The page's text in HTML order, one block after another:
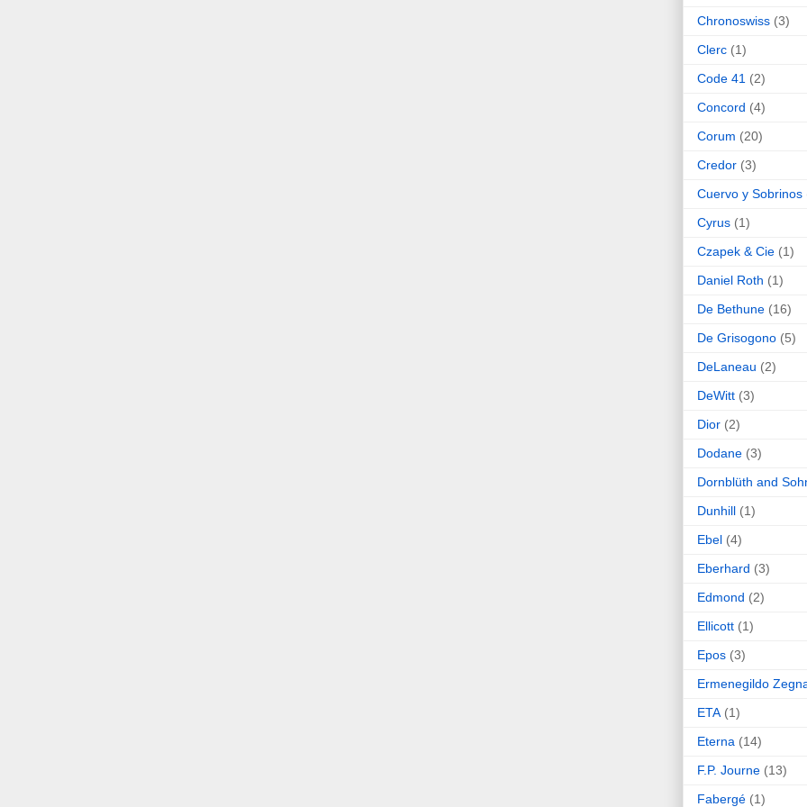
Chronoswiss (3)
Clerc (1)
Code 41 (2)
Concord (4)
Corum (20)
Credor (3)
Cuervo y Sobrinos
Cyrus (1)
Czapek & Cie (1)
Daniel Roth (1)
De Bethune (16)
De Grisogono (5)
DeLaneau (2)
DeWitt (3)
Dior (2)
Dodane (3)
Dornblüth and
Dunhill (1)
Ebel (4)
Eberhard (3)
Edmond (2)
Ellicott (1)
Epos (3)
Ermenegildo
ETA (1)
Eterna (14)
F.P. Journe (13)
Fabergé (1)